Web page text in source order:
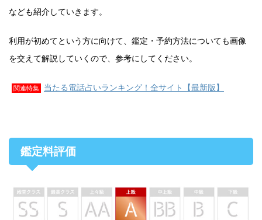
なども紹介していきます。
利用が初めてという方に向けて、鑑定・予約方法についても画像
を交えて解説していくので、参考にしてください。
関連特集 当たる電話占いランキング！全サイト【最新版】
鑑定料評価